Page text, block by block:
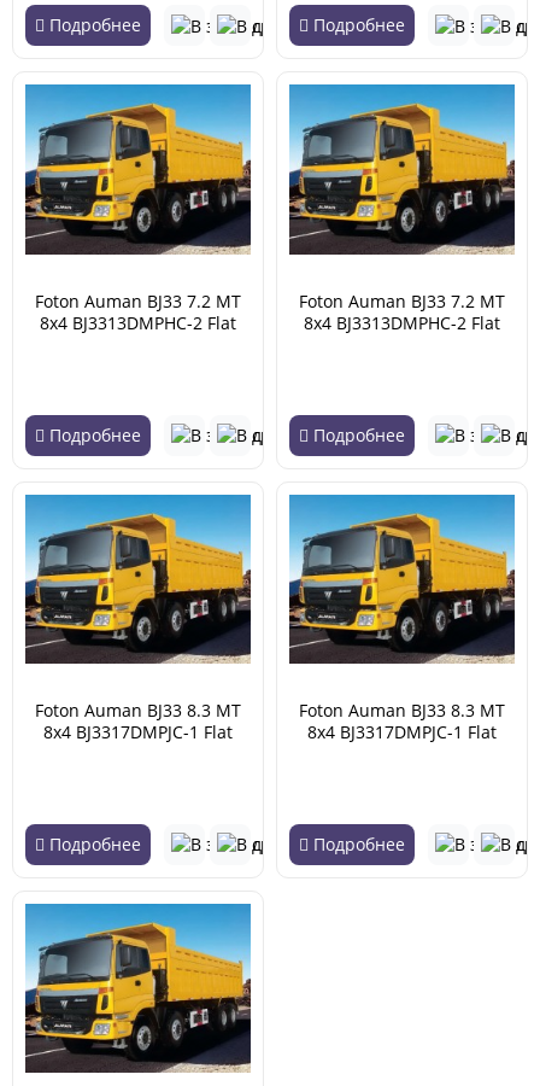
Подробнее Подробнее
Foton Auman BJ33 7.2 MT
8x4 BJ3313DMPHC-2 Flat
Подробнее
Foton Auman BJ33 7.2 MT
8x4 BJ3313DMPHC-2 Flat
Подробнее
Foton Auman BJ33 8.3 MT
8x4 BJ3317DMPJC-1 Flat
Подробнее
Foton Auman BJ33 8.3 MT
8x4 BJ3317DMPJC-1 Flat
Подробнее